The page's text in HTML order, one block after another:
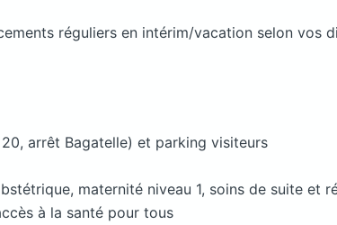
réguliers en intérim/vacation selon vos
arrêt Bagatelle) et parking visiteurs
maternité niveau 1, soins de suite et
à la santé pour tous